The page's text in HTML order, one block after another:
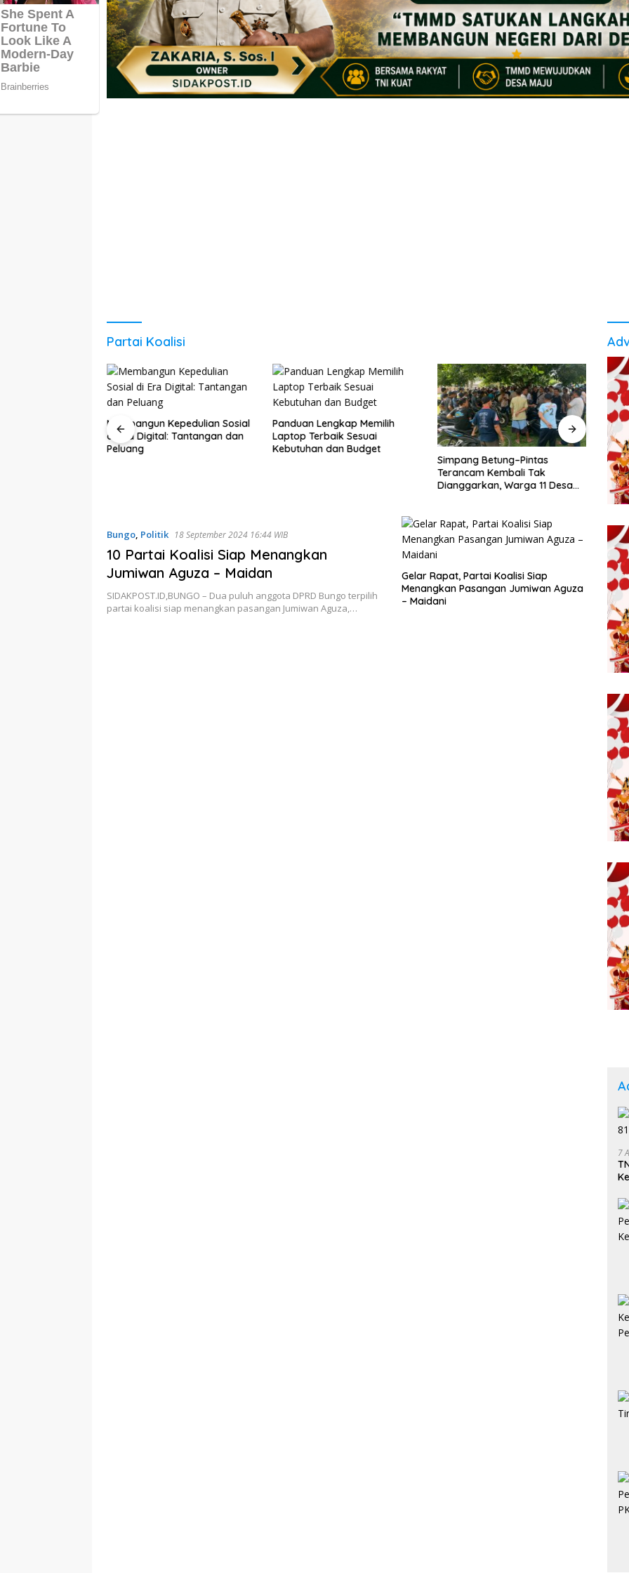
Partai Koalisi
Membangun Kepedulian Sosial
di Era Digital: Tantangan dan
Peluang
Panduan Lengkap Memilih
Laptop Terbaik Sesuai
Kebutuhan dan Budget
Simpang Betung–Pintas
Terancam Kembali Tak
Dianggarkan, Warga 11 Desa
Bungo, Politik 18 September 2024 16:44 WIB
10 Partai Koalisi Siap Menangkan
Jumiwan Aguza – Maidan
SIDAKPOST.ID,BUNGO – Dua puluh anggota DPRD Bungo terpilih
partai koalisi siap menangkan pasangan Jumiwan Aguza,…
Gelar Rapat, Partai Koalisi Siap
Menangkan Pasangan Jumiwan Aguza
– Maidani
7